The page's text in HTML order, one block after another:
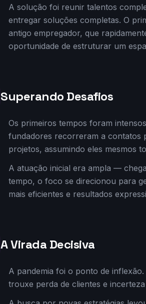
A solução foi reunir talentos
entregar soluções completas. O
antigo empregador, que
oportunidade de estruturar um
Superando Desafios
Os primeiros tempos foram
fundadores recorreram a contatos
projetos, assumindo eles mesmos
A atuação inicial era ampla —
tempo, o foco se direcionou para
mais eficientes e resultados
A Virada Decisiva
A pandemia foi o ponto de
trouxe perda de clientes e